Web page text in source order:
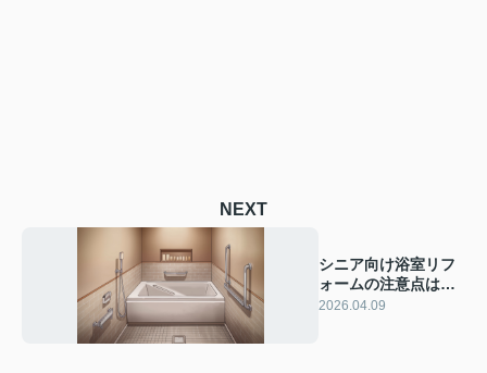
NEXT
シニア向け浴室リフ
ォームの注意点は？
失敗しない進め方と
2026.04.09